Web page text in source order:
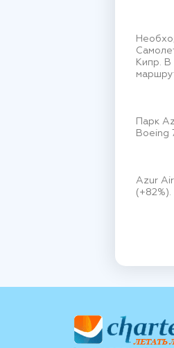
Кипр.
Парк
Boeing
Azur